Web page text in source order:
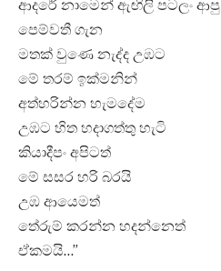
ආදරේ නාමෙන් ඇඟිලි පටලං ආපු
පෙම්වතී ගැන
මතක් වුණෙ නැද්ද උඹට
මේ තරම් ඉක්මනින්
අත්හරින්න හැමදේම
උඹට හිත හදාගත්තු හැටි
කියාදීපං අපිටත්
මේ සසර හරි බරයි
උඹ ආයෙමත්
තේරුම් කරන්න හදන්නෙත්
ඒකමයි…”